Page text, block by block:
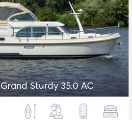
Sturdy 35.0 AC